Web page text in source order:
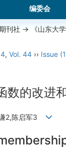
编委会
刊社 -> 《山东大
, Vol. 44 ›› Issue
数的改进
2,陈启军3